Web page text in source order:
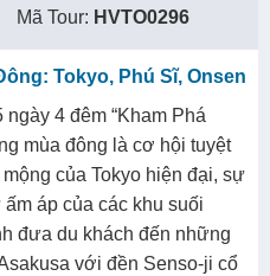
Mã Tour: HVTO0296
Tokyo, Phú Sĩ, Onsen
4 đêm “Kham Phá
mùa đông là cơ hội tuyệt
của Tokyo hiện đại, sự
áp của các khu suối
đưa du khách đến những
với đền Senso-ji cổ